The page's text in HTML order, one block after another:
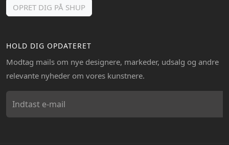
OPRET DIG PÅ SHUP
HOLD DIG OPDATERET
Modtag mails om nye designere, markeder, udsalg og andre
relevante nyheder om vores kunstnere.